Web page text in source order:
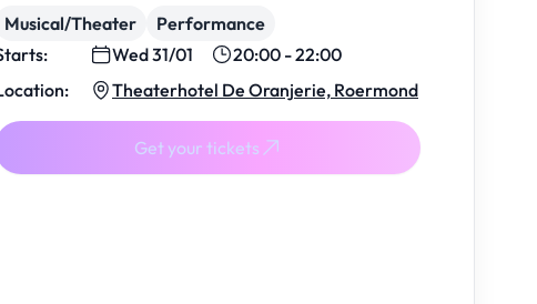
Musical/Theater
Performance
Wed 31/01
20:00 - 22:00
Theaterhotel De Oranjerie, Roermond
Get your tickets